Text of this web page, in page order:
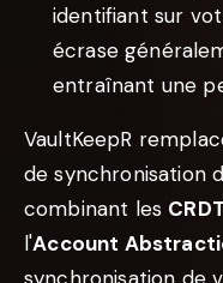
identifiant sur
écrase
entraînant une
VaultKeepR
de synchronisation
combinant les
l'Account
synchronisation de